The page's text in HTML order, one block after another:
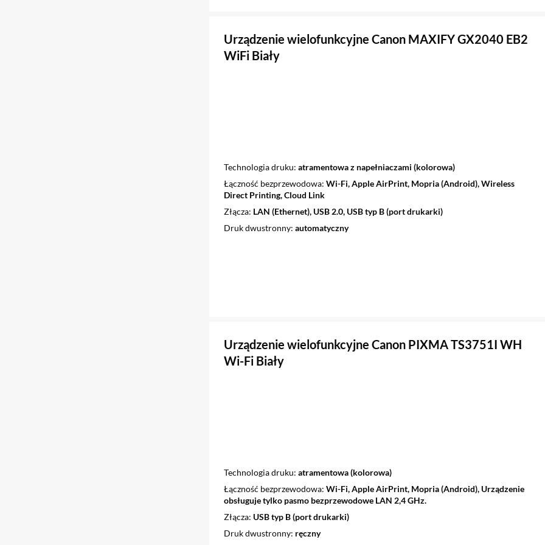
Urządzenie wielofunkcyjne Canon MAXIFY GX2040 EB2
WiFi Biały
Technologia druku atramentowa z napełniaczami (kolorowa)
Łączność bezprzewodowa Wi-Fi, Apple AirPrint, Mopria (Android), Wireless
Direct Printing, Cloud Link
Złącza LAN (Ethernet), USB 2.0, USB typ B (port drukarki)
Druk dwustronny automatyczny
Urządzenie wielofunkcyjne Canon PIXMA TS3751I WH
Wi-Fi Biały
Technologia druku atramentowa (kolorowa)
Łączność bezprzewodowa Wi-Fi, Apple AirPrint, Mopria (Android), Urządzenie
obsługuje tylko pasmo bezprzewodowe LAN 2,4 GHz.
Złącza USB typ B (port drukarki)
Druk dwustronny ręczny